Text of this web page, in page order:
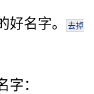
好名字。 去掉
字：